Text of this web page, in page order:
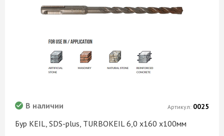
Бур KEIL, SDS-plus, TURBOKEIL 6,0 х160 х100мм
В наличии Артикул: 0025